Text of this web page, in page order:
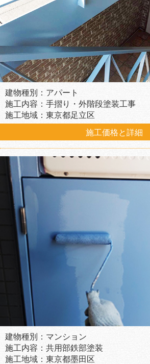
建物種別：アパート
施工内容：手摺り・外階段塗装工事
施工地域：東京都足立区
施工価格と詳細
建物種別：マンション
施工内容：共用部鉄部塗装
施工地域：東京都墨田区